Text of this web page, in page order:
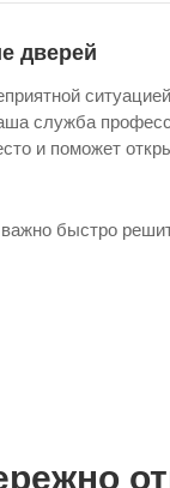
дверей
служба
и поможет
быстро